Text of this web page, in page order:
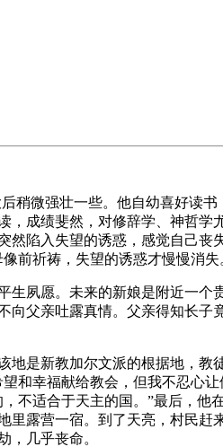
微强壮一些。他自幼喜好读
成绩斐然，对修辞学、神哲
陷入失望的诱惑，感觉自己丧
前祈祷，失望的诱惑才慢慢消失
夙愿。未来的新娘是附近一
父亲吐露真情。父亲得知长
是新教加尔文派的根据地，
和幸福献给教会，但我不忍心
不适合于天主的国。”最后，
露营一宿。到了天亮，村民
，几乎丧命。